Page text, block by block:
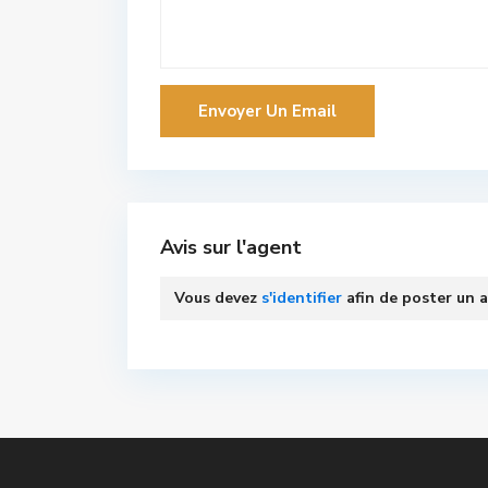
Avis sur l'agent
Vous devez s'identifier afin de poster un